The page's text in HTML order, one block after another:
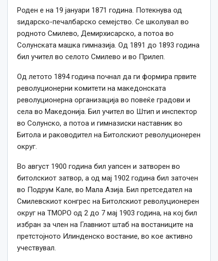
Роден е на 19 јануари 1871 година. Потекнува од
ѕидарско-печалбарско семејство. Се школувал во
родното Смилево, Демирхисарско, а потоа во
Солунската машка гимназија. Од 1891 до 1893 година
бил учител во селото Смилево и во Прилеп.
Од летото 1894 година почнал да ги формира првите
револуционерни комитети на македонската
револуционерна организација во повеќе градови и
села во Македонија. Бил учител во Штип и инспектор
во Солунско, а потоа и гимназиски наставник во
Битола и раководител на Битолскиот револуционерен
округ.
Во август 1900 година бил уапсен и затворен во
битолскиот затвор, а од мај 1902 година бил заточен
во Подрум Кале, во Мала Азија. Бил претседател на
Смилевскиот конгрес на Битолскиот револуционерен
округ на ТМОРО од 2 до 7 мај 1903 година, на кој бил
избран за член на Главниот штаб на востаниците на
претстојното Илинденско востание, во кое активно
учествувал.